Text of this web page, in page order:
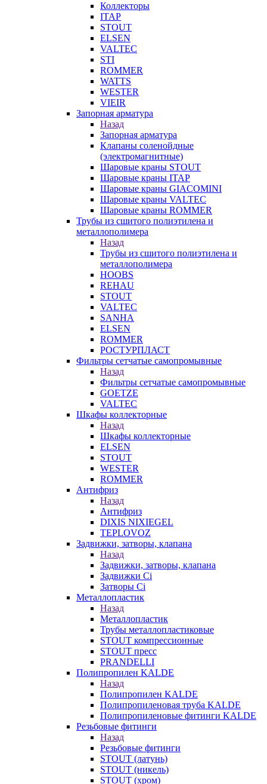
Коллекторы
ITAP
STOUT
ELSEN
VALTEC
STI
ROMMER
WATTS
WESTER
VIEIR
Запорная арматура
Назад
Запорная арматура
Клапаны соленойдные
(электромагнитные)
Шаровые краны STOUT
Шаровые краны ITAP
Шаровые краны GIACOMINI
Шаровые краны VALTEC
Шаровые краны ROMMER
Трубы из сшитого полиэтилена и
металлополимера
Назад
Трубы из сшитого полиэтилена и
металлополимера
HOOBS
REHAU
STOUT
VALTEC
SANHA
ELSEN
ROMMER
РОСТУРПЛАСТ
Фильтры сетчатые самопромывные
Назад
Фильтры сетчатые самопромывные
GOETZE
VALTEC
Шкафы коллекторные
Назад
Шкафы коллекторные
ELSEN
STOUT
WESTER
ROMMER
Антифриз
Назад
Антифриз
DIXIS NIXIEGEL
TEPLOVOZ
Задвижки, затворы, клапана
Назад
Задвижки, затворы, клапана
Задвижки Ci
Затворы Ci
Металлопластик
Назад
Металлопластик
Трубы металлопластиковые
STOUT компрессионные
STOUT пресс
PRANDELLI
Полипропилен KALDE
Назад
Полипропилен KALDE
Полипропиленовая труба KALDE
Полипропиленовые фитинги KALDE
Резьбовые фитинги
Назад
Резьбовые фитинги
STOUT (латунь)
STOUT (никель)
STOUT (хром)